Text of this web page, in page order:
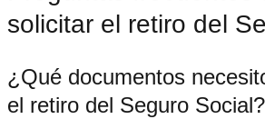
solicitar el retiro del
¿Qué documentos
el retiro del Seguro Social?